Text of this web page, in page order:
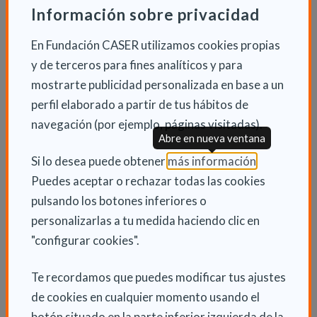
Información sobre privacidad
En Fundación CASER utilizamos cookies propias
y de terceros para fines analíticos y para
mostrarte publicidad personalizada en base a un
perfil elaborado a partir de tus hábitos de
navegación (por ejemplo, páginas visitadas).
Si lo desea puede obtener más información
Puedes aceptar o rechazar todas las cookies
pulsando los botones inferiores o
personalizarlas a tu medida haciendo clic en
"configurar cookies".
Te recordamos que puedes modificar tus ajustes
de cookies en cualquier momento usando el
Abre en nueva ventana
INFORMACIÓN ADICIONAL
Vie 3 Febrero 2023
Actualidad
ENLACES RELACIONADOS
Consulta la Guía de las Discapacidades
Consulta otras Noticias de Actualidad